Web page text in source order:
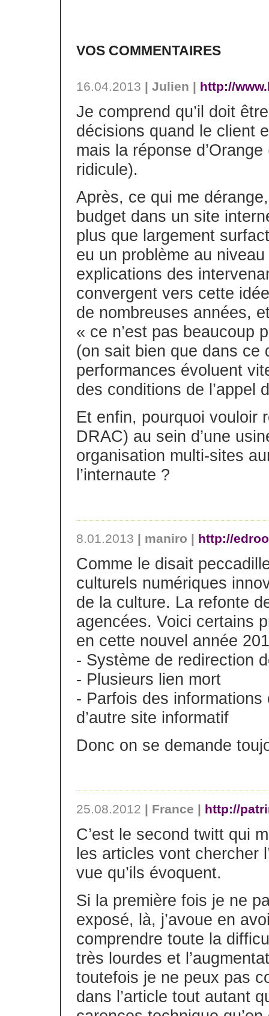
VOS COMMENTAIRES
16.04.2013 | Julien | http://
Je comprend qu’il doit
décisions quand le client
mais la réponse
ridicule).
Après, ce qui me
budget dans un site
plus que largement
eu un problème au niveau
explications des
convergent vers cette
de nombreuses années,
« ce n’est pas beaucoup
(on sait bien que dans ce
performances évoluent
des conditions de l’appel
Et enfin, pourquoi vouloir
DRAC) au sein d’une
organisation multi-sites
l’internaute ?
8.01.2013 | maniro | http://
Comme le disait
culturels numériques
de la culture. La refonte
agencées. Voici certains
en cette nouvel année
- Système de redirection
- Plusieurs lien mort
- Parfois des
d’autre site informatif
Donc on se demande
25.08.2012 | France | http://
C’est le second twitt qui
les articles vont chercher
vue qu’ils évoquent.
Si la première fois je ne
exposé, là, j’avoue en
comprendre toute la
très lourdes et
toutefois je ne peux pas
dans l’article tout autant